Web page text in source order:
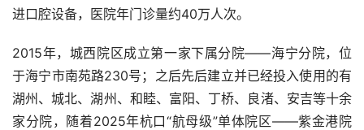
进口腔设备，医院年门诊量约40万人次。
2015年，城西院区成立第一家下属分院——海宁分院，位
于海宁市南苑路230号；之后先后建立并已经投入使用的有
湖州、城北、湖州、和睦、富阳、丁桥、良渚、安吉等十余
家分院，随着2025年杭口“航母级”单体院区——紫金港院